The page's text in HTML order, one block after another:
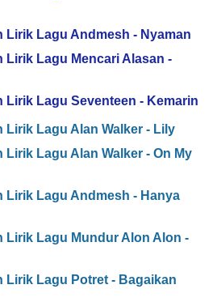
Lirik Lagu Andmesh - Nyaman
Lirik Lagu Mencari Alasan -
Lirik Lagu Seventeen - Kemarin
Lirik Lagu Alan Walker - Lily
Lirik Lagu Alan Walker - On My
Lirik Lagu Andmesh - Hanya
Lirik Lagu Mundur Alon Alon -
Lirik Lagu Potret - Bagaikan